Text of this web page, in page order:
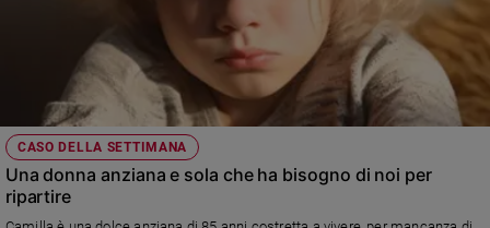
CASO DELLA SETTIMANA
Una donna anziana e sola che ha bisogno di noi per
ripartire